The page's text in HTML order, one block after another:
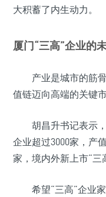
大积蓄了内生动力。
厦门“三高”企业的
产业是城市的筋
值链迈向高端的关键市
胡昌升书记表示
企业超过3000家，产
家，境内外新上市“三
希望“三高”企业